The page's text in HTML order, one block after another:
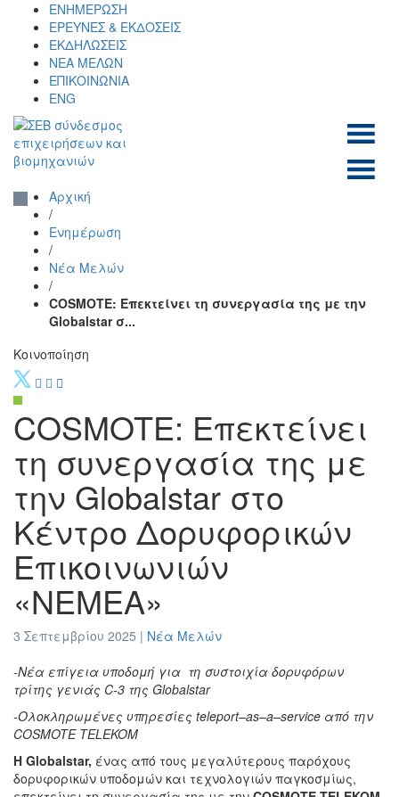
content
ΕΝΗΜΕΡΩΣΗ
ΕΡΕΥΝΕΣ & ΕΚΔΟΣΕΙΣ
ΕΚΔΗΛΩΣΕΙΣ
ΝΕΑ ΜΕΛΩΝ
ΕΠΙΚΟΙΝΩΝΙΑ
ENG
επιχειρήσεων και
βιομηχανιών
Αρχική
/
Ενημέρωση
/
Νέα Μελών
/
COSMOTE: Επεκτείνει τη συνεργασία της με την
Globalstar σ...
Κοινοποίηση
COSMOTE: Επεκτείνει
τη συνεργασία της με
την Globalstar στο
Κέντρο Δορυφορικών
Επικοινωνιών
«ΝΕΜΕΑ»
3 Σεπτεμβρίου 2025 | Νέα Μελών
-Νέα επίγεια υποδομή για τη συστοιχία δορυφόρων
τρίτης γενιάς C‑3 της Globalstar
-Ολοκληρωμένες υπηρεσίες teleport–as–a–service από την
COSMOTE TELEKOM
Η Globalstar, ένας από τους μεγαλύτερους παρόχους
δορυφορικών υποδομών και τεχνολογιών παγκοσμίως,